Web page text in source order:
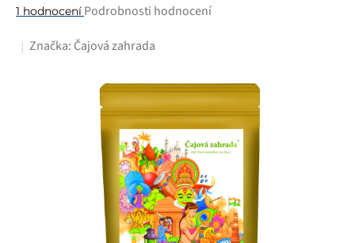
Průměrné
produktu
1 hodnocení Podrobnosti hodnocení
Značka: Čajová zahrada